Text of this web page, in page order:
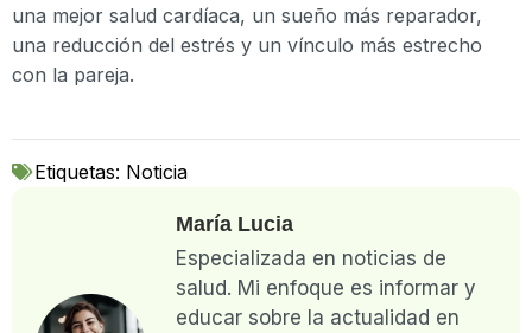
una mejor salud cardíaca, un sueño más reparador,
una reducción del estrés y un vínculo más estrecho
con la pareja.
Etiquetas: Noticia
María Lucia
Especializada en noticias de
salud. Mi enfoque es informar y
educar sobre la actualidad en